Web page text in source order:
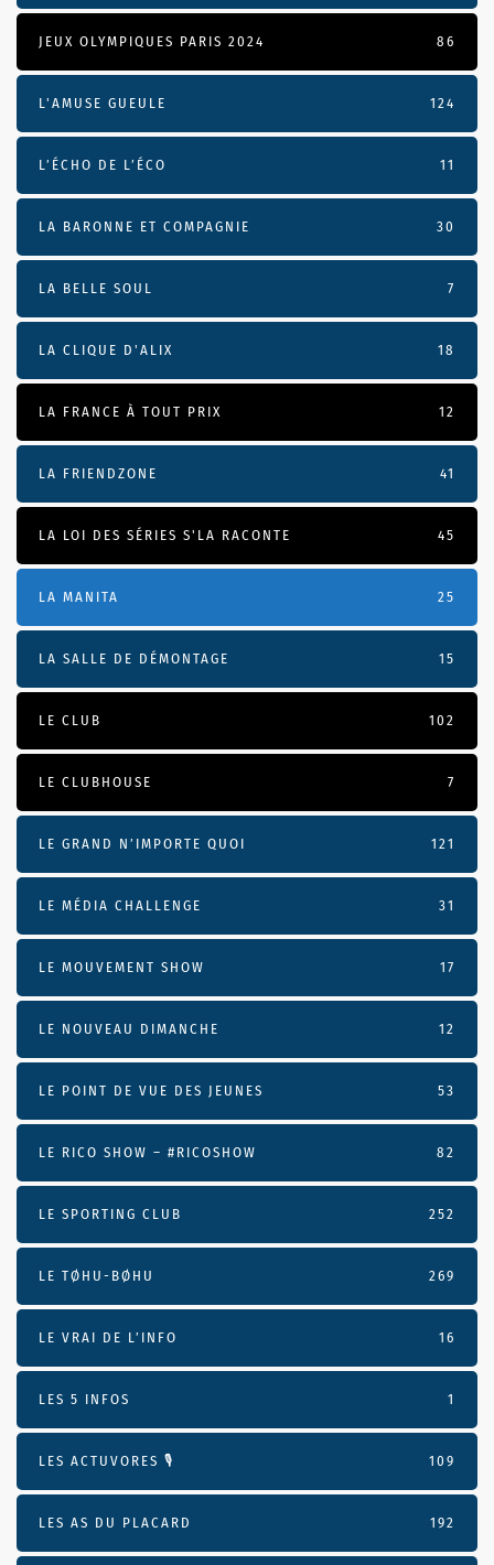
JEUX OLYMPIQUES PARIS 2024 86
L'AMUSE GUEULE 124
L’ÉCHO DE L’ÉCO 11
LA BARONNE ET COMPAGNIE 30
LA BELLE SOUL 7
LA CLIQUE D'ALIX 18
LA FRANCE À TOUT PRIX 12
LA FRIENDZONE 41
LA LOI DES SÉRIES S'LA RACONTE 45
LA MANITA 25
LA SALLE DE DÉMONTAGE 15
LE CLUB 102
LE CLUBHOUSE 7
LE GRAND N’IMPORTE QUOI 121
LE MÉDIA CHALLENGE 31
LE MOUVEMENT SHOW 17
LE NOUVEAU DIMANCHE 12
LE POINT DE VUE DES JEUNES 53
LE RICO SHOW – #RICOSHOW 82
LE SPORTING CLUB 252
LE TØHU-BØHU 269
LE VRAI DE L’INFO 16
LES 5 INFOS 1
LES ACTUVORES 🎙 109
LES AS DU PLACARD 192